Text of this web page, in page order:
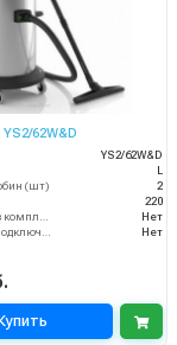
YS2/62W&D
YS2/62W&D
L
(шт)
2
220
HEPA фильтр в комплекте
Нет
Возможность подключения электрощетки
Нет